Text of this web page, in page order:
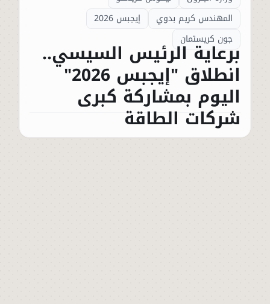
برعاية الرئيس السيسي..
انطلاق "إيجبس 2026"
اليوم بمشاركة كبرى
شركات الطاقة
المهندس كريم بدوي
إيجبس 2026
جون كريستمان